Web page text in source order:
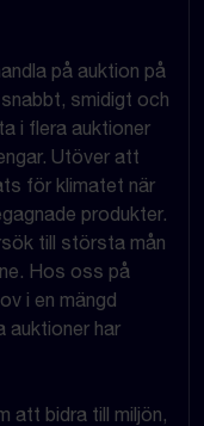
på auktion på
smidigt och
i flera auktioner
Utöver att
för klimatet när
produkter.
till största mån
Hos oss på
i en mängd
auktioner har
att bidra till miljön,